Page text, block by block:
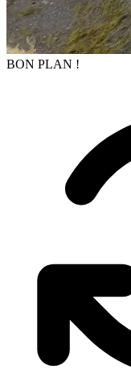
BON PLAN !